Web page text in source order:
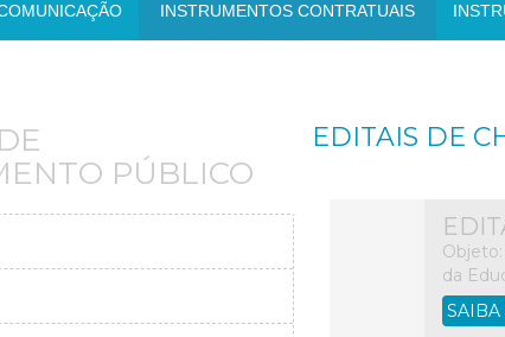
INSTRUMENTOS CONTRATUAIS
EDITAIS DE
da
SAIBA
PÚBLICO